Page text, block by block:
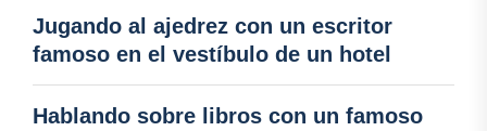
Jugando al ajedrez con un escritor
famoso en el vestíbulo de un hotel
Hablando sobre libros con un famoso